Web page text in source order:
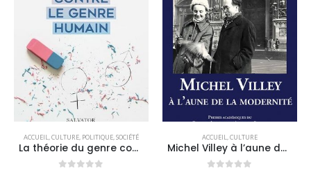
ACCUEIL CULTURE POLITIQUE SOCIÉTÉ
La théorie du genre contre le genre humain
ACCUEIL CULTURE
Michel Villey à l’aune de la modernité